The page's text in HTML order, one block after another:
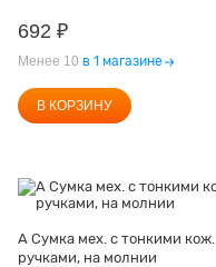
692 ₽
Менее 10 в 1 магазине
В КОРЗИНУ
А Сумка мех. с тонкими кож.
ручками, на молнии